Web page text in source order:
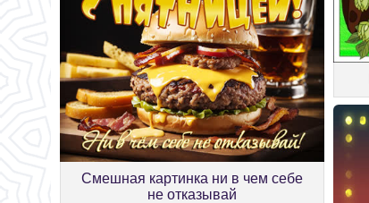
Смешная картинка ни в чем себе
не отказывай